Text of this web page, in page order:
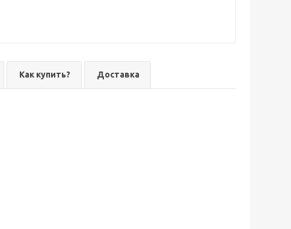
Как купить? Доставка